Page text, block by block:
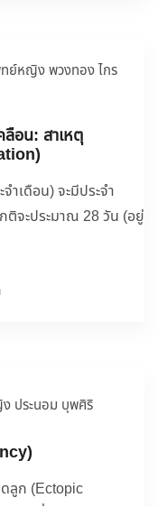
ย์หญิง พวงทอง ไกร
ลื่อน: สาเหตุ
เดือน) จะมีประจำ
ติจะประมาณ 28 วัน (อยู่
ประนอม บุพศิริ
ลูก (Ectopic